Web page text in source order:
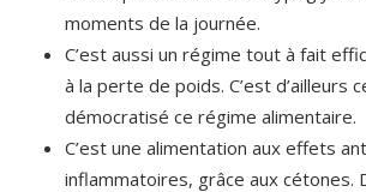
moments de la journée.
C’est aussi un régime tout à fait
à la perte de poids. C’est d’ailleurs
démocratisé ce régime alimentaire.
C’est une alimentation aux effets
inflammatoires, grâce aux cétones.